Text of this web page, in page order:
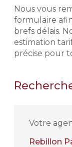
Nous vous
formulaire
brefs délais.
estimation
précise pour
Votre
Rebillon